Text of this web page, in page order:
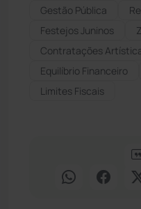
Gestão Pública
Festejos Juninos
Contratações
Equilíbrio Financeiro
Limites Fiscais